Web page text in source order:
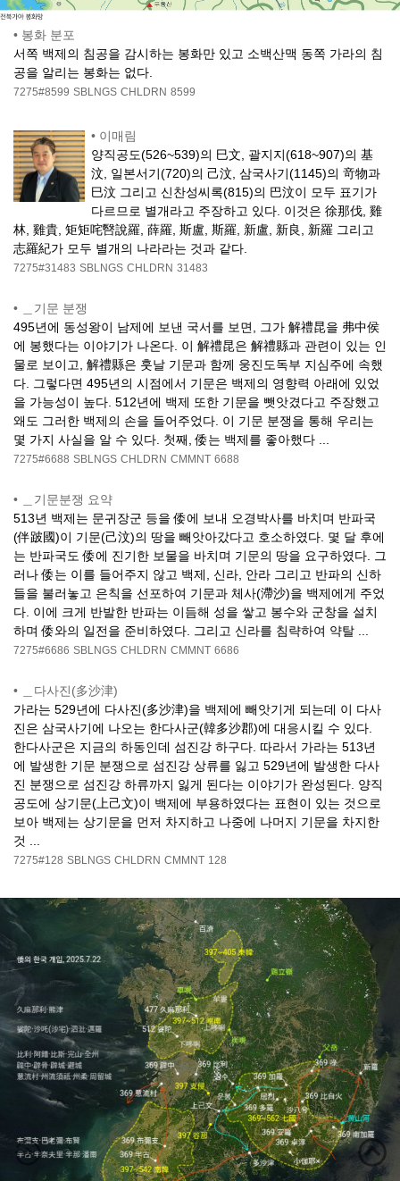
• 봉화 분포
서쪽 백제의 침공을 감시하는 봉화만 있고 소백산맥 동쪽 가라의 침
공을 알리는 봉화는 없다.
7275#8599 SBLNGS CHLDRN 8599
• 이매림
양직공도(526~539)의 巳文, 괄지지(618~907)의 基
汶, 일본서기(720)의 己汶, 삼국사기(1145)의 竒物과
巳汶 그리고 신찬성씨록(815)의 巴汶이 모두 표기가
다르므로 별개라고 주장하고 있다. 이것은 徐那伐, 雞
林, 雞貴, 矩矩咤㗨說羅, 薛羅, 斯盧, 斯羅, 新盧, 新良, 新羅 그리고
志羅紀가 모두 별개의 나라라는 것과 같다.
7275#31483 SBLNGS CHLDRN 31483
•
＿기문 분쟁
495년에 동성왕이 남제에 보낸 국서를 보면, 그가 解禮昆을 弗中侯
에 봉했다는 이야기가 나온다. 이 解禮昆은 解禮縣과 관련이 있는 인
물로 보이고, 解禮縣은 훗날 기문과 함께 웅진도독부 지심주에 속했
다. 그렇다면 495년의 시점에서 기문은 백제의 영향력 아래에 있었
을 가능성이 높다. 512년에 백제 또한 기문을 뺏앗겼다고 주장했고
왜도 그러한 백제의 손을 들어주었다. 이 기문 분쟁을 통해 우리는
몇 가지 사실을 알 수 있다. 첫째, 倭는 백제를 좋아했다 ...
7275#6688 SBLNGS CHLDRN CMMNT 6688
•
＿기문분쟁 요약
513년 백제는 문귀장군 등을 倭에 보내 오경박사를 바치며 반파국
(伴跛國)이 기문(己汶)의 땅을 빼앗아갔다고 호소하였다. 몇 달 후에
는 반파국도 倭에 진기한 보물을 바치며 기문의 땅을 요구하였다. 그
러나 倭는 이를 들어주지 않고 백제, 신라, 안라 그리고 반파의 신하
들을 불러놓고 은칙을 선포하여 기문과 체사(滯沙)을 백제에게 주었
다. 이에 크게 반발한 반파는 이듬해 성을 쌓고 봉수와 군창을 설치
하며 倭와의 일전을 준비하였다. 그리고 신라를 침략하여 약탈 ...
7275#6686 SBLNGS CHLDRN CMMNT 6686
•
＿다사진(多沙津)
가라는 529년에 다사진(多沙津)을 백제에 빼앗기게 되는데 이 다사
진은 삼국사기에 나오는 한다사군(韓多沙郡)에 대응시킬 수 있다.
한다사군은 지금의 하동인데 섬진강 하구다. 따라서 가라는 513년
에 발생한 기문 분쟁으로 섬진강 상류를 잃고 529년에 발생한 다사
진 분쟁으로 섬진강 하류까지 잃게 된다는 이야기가 완성된다. 양직
공도에 상기문(上己文)이 백제에 부용하였다는 표현이 있는 것으로
보아 백제는 상기문을 먼저 차지하고 나중에 나머지 기문을 차지한
것 ...
7275#128 SBLNGS CHLDRN CMMNT 128